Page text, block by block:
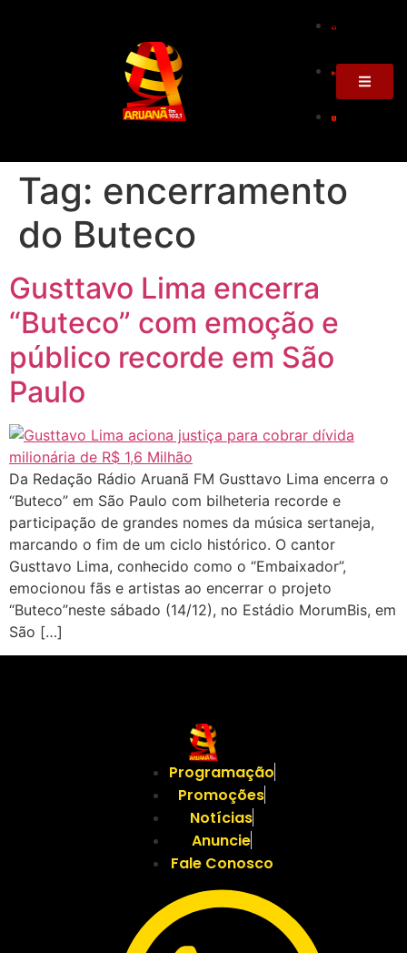
Tag: encerramento
do Buteco
Gusttavo Lima encerra
“Buteco” com emoção e
público recorde em São
Paulo
Da Redação Rádio Aruanã FM Gusttavo Lima encerra o
“Buteco” em São Paulo com bilheteria recorde e
participação de grandes nomes da música sertaneja,
marcando o fim de um ciclo histórico. O cantor
Gusttavo Lima, conhecido como o “Embaixador”,
emocionou fãs e artistas ao encerrar o projeto
“Buteco”neste sábado (14/12), no Estádio MorumBis, em
São […]
Programação
Promoções
Notícias
Anuncie
Fale Conosco